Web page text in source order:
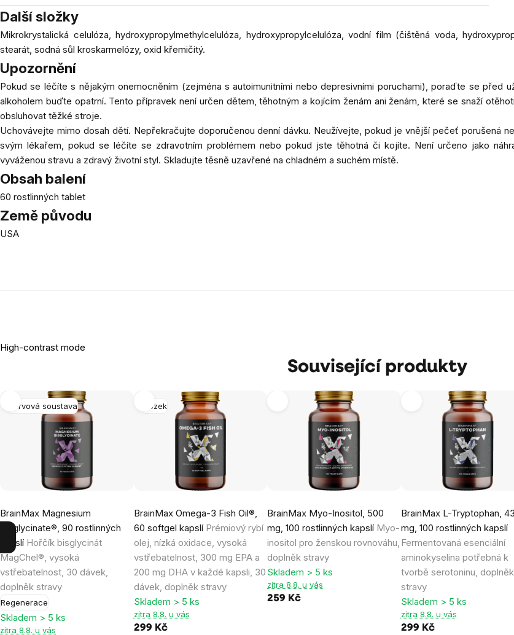
Další složky
Mikrokrystalická celulóza, hydroxypropylmethylcelulóza, hydroxypropylcelulóza, vodní film (čištěná voda,
stearát, sodná sůl kroskarmelózy, oxid křemičitý.
Upozornění
Pokud se léčíte s nějakým onemocněním (zejména s autoimunitními nebo depresivními poruchami), poraďte se před
alkoholem buďte opatrní. Tento přípravek není určen dětem, těhotným a kojícím ženám ani ženám, které se snaží
obsluhovat těžké stroje.
Uchovávejte mimo dosah dětí. Nepřekračujte doporučenou denní dávku. Neužívejte, pokud je vnější pečeť porušená
svým lékařem, pokud se léčíte se zdravotním problémem nebo pokud jste těhotná či kojíte. Není určeno jako
vyváženou stravu a zdravý životní styl. Skladujte těsně uzavřené na chladném a suchém místě.
Obsah balení
60 rostlinných tablet
Země původu
USA
High-contrast mode
Související produkty
Nervová soustava
BrainMax Magnesium
Bisglycinate®, 90 rostlinných
kapslí Hořčík bisglycinát
MagChel®, vysoká
vstřebatelnost, 30 dávek,
doplněk stravy
Regenerace
Skladem > 5 ks
zítra 8.8. u vás
Mozek
BrainMax Omega-3 Fish Oil®,
60 softgel kapslí Prémiový rybí
olej, nízká oxidace, vysoká
vstřebatelnost, 300 mg EPA a
200 mg DHA v každé kapsli, 30
dávek, doplněk stravy
Skladem > 5 ks
zítra 8.8. u vás
299 Kč
BrainMax Myo-Inositol, 500
mg, 100 rostlinných kapslí Myo-
inositol pro ženskou rovnováhu,
doplněk stravy
Skladem > 5 ks
zítra 8.8. u vás
259 Kč
BrainMax L-Tryptophan,
mg, 100 rostlinných kapslí
Fermentovaná esenciální
aminokyselina potřebná k
tvorbě serotoninu, doplněk
stravy
Skladem > 5 ks
zítra 8.8. u vás
299 Kč